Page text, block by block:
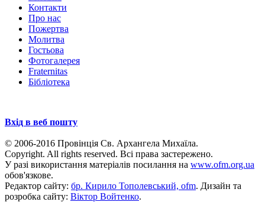
Контакти
Про нас
Пожертва
Молитва
Гостьова
Фотогалерея
Fraternitas
Бібліотека
Вхід в веб пошту
© 2006-2016 Провінція Св. Архангела Михаїла.
Copyright. All rights reserved. Всі права застережено.
У разі використання матеріалів посилання на www.ofm.org.ua
обов'язкове.
Редактор сайту: бр. Кирило Тополевський, ofm. Дизайн та
розробка сайту: Віктор Войтенко.